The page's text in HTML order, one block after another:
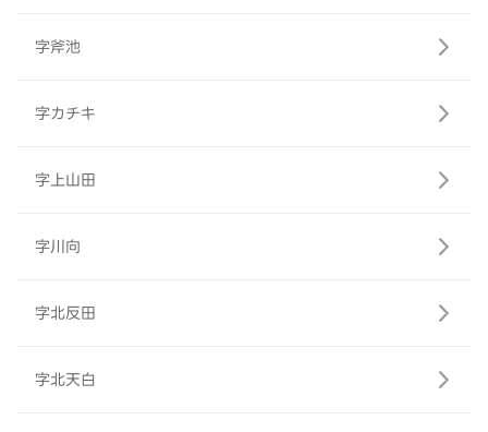
字斧池
字カチキ
字上山田
字川向
字北反田
字北天白